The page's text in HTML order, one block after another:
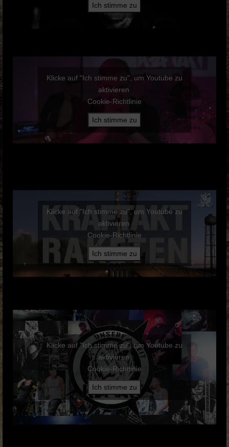
Ich stimme zu
Klicke auf "Ich stimme zu", um Youtube zu
aktivieren
Cookie-Richtlinie
Ich stimme zu
Klicke auf "Ich stimme zu", um Youtube zu
aktivieren
Cookie-Richtlinie
Ich stimme zu
Klicke auf "Ich stimme zu", um Youtube zu
aktivieren
Cookie-Richtlinie
Ich stimme zu